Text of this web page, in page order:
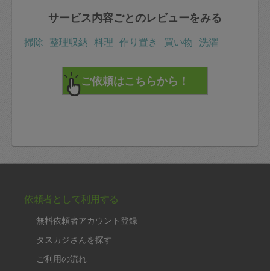
サービス内容ごとのレビューをみる
掃除 整理収納 料理 作り置き 買い物 洗濯
依頼者として利用する
無料依頼者アカウント登録
タスカジさんを探す
ご利用の流れ